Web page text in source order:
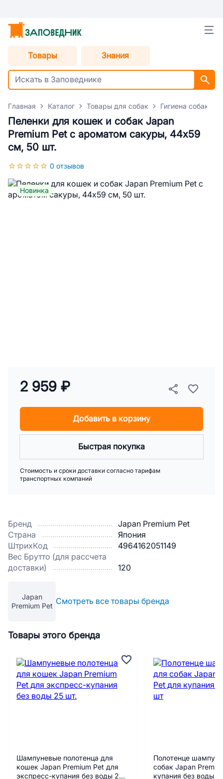
Товары Знания
Главная Каталог Товары для собак Гигиена собак
Пеленки для кошек и собак Japan
Premium Pet с ароматом сакуры, 44х59
см, 50 шт.
0 отзывов
Новинка
Бренд
Japan Premium Pet
Страна
Япония
ШтрихКод
4964162051149
Вес Брутто (для рассчета
доставки)
120
Japan
Premium Pet
Смотреть все товары бренда
2 959 ₽
Добавить в корзину
Быстрая покупка
Стоимость и сроки доставки согласно тарифам
транспортных компаний
Товары этого бренда
Шампуневые полотенца для
кошек Japan Premium Pet для
экспресс-купания без воды 25
Полотенце
собак Japan
купания без воды